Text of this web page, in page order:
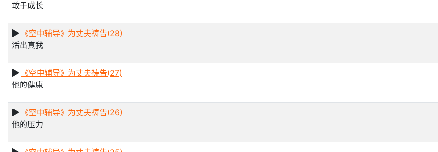
敢于成长
《空中辅导》为丈夫祷告(28)
活出真我
《空中辅导》为丈夫祷告(27)
他的健康
《空中辅导》为丈夫祷告(26)
他的压力